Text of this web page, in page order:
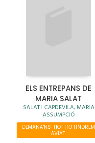
ELS ENTREPANS DE
MARIA SALAT
SALAT I CAPDEVILA, MARIA
ASSUMPCIÓ
DEMANA'NS-HO I HO TINDREM
AVIAT.